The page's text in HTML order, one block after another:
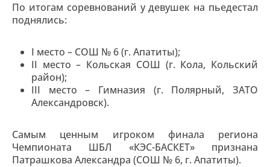
По итогам соревнований у девушек на пьедестал
поднялись:
I место – СОШ № 6 (г. Апатиты);
II место – Кольская СОШ (г. Кола, Кольский
район);
III место – Гимназия (г. Полярный, ЗАТО
Александровск).
Самым ценным игроком финала региона
Чемпионата ШБЛ «КЭС-БАСКЕТ» признана
Патрашкова Александра (СОШ № 6, г. Апатиты).